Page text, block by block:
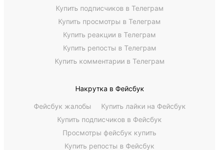
Купить подписчиков в Телеграм
Купить просмотры в Телеграм
Купить реакции в Телеграм
Купить репосты в Телеграм
Купить комментарии в Телеграм
Накрутка в Фейсбук
Фейсбук жалобы
Купить лайки на Фейсбук
Купить подписчиков в Фейсбук
Просмотры фейсбук купить
Купить репосты в Фейсбук